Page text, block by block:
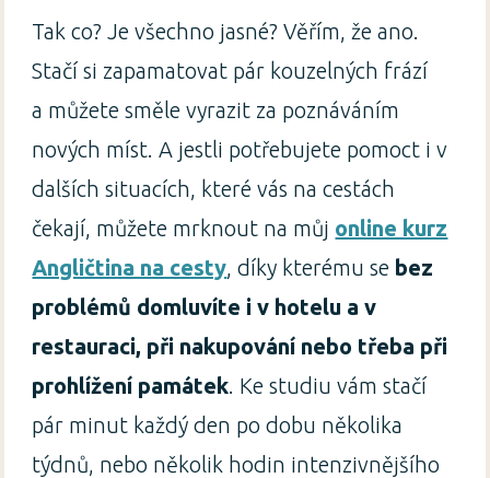
Tak co? Je všechno jasné? Věřím, že ano.
Stačí si zapamatovat pár kouzelných frází
a můžete směle vyrazit za poznáváním
nových míst. A jestli potřebujete pomoct i v
dalších situacích, které vás na cestách
čekají, můžete mrknout na můj online kurz
Angličtina na cesty , díky kterému se bez
problémů domluvíte i v hotelu a v
restauraci, při nakupování nebo třeba při
prohlížení památek . Ke studiu vám stačí
pár minut každý den po dobu několika
týdnů, nebo několik hodin intenzivnějšího